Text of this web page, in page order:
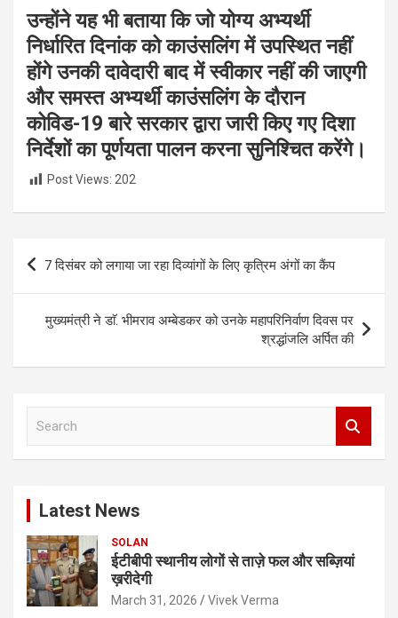
उन्होंने यह भी बताया कि जो योग्य अभ्यर्थी
निर्धारित दिनांक को काउंसलिंग में उपस्थित नहीं
होंगे उनकी दावेदारी बाद में स्वीकार नहीं की जाएगी
और समस्त अभ्यर्थी काउंसलिंग के दौरान
कोविड-19 बारे सरकार द्वारा जारी किए गए दिशा
निर्देशों का पूर्णयता पालन करना सुनिश्चित करेंगे।
Post Views: 202
Post
navigation
7 दिसंबर को लगाया जा रहा दिव्यांगों के लिए कृत्रिम अंगों का कैंप
मुख्यमंत्री ने डाॅ. भीमराव अम्बेडकर को उनके महापरिनिर्वाण दिवस पर
श्रद्धांजलि अर्पित की
Latest News
SOLAN
ईटीबीपी स्थानीय लोगों से ताज़े फल और सब्ज़ियां
ख़रीदेगी
March 31, 2026 Vivek Verma